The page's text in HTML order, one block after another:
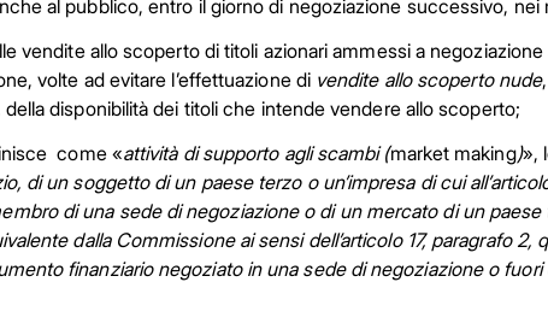
al pubblico, entro il giorno di negoziazione successivo, nei
vendite allo scoperto di titoli azionari ammessi a
volte ad evitare l’effettuazione di vendite allo scoperto nude
disponibilità dei titoli che intende vendere allo scoperto;
come «attività di supporto agli scambi (market making)»,
di un soggetto di un paese terzo o un’impresa di cui
di una sede di negoziazione o di un mercato di un
dalla Commissione ai sensi dell’articolo 17, paragrafo 2,
finanziario negoziato in una sede di negoziazione o